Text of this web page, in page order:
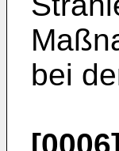
bei